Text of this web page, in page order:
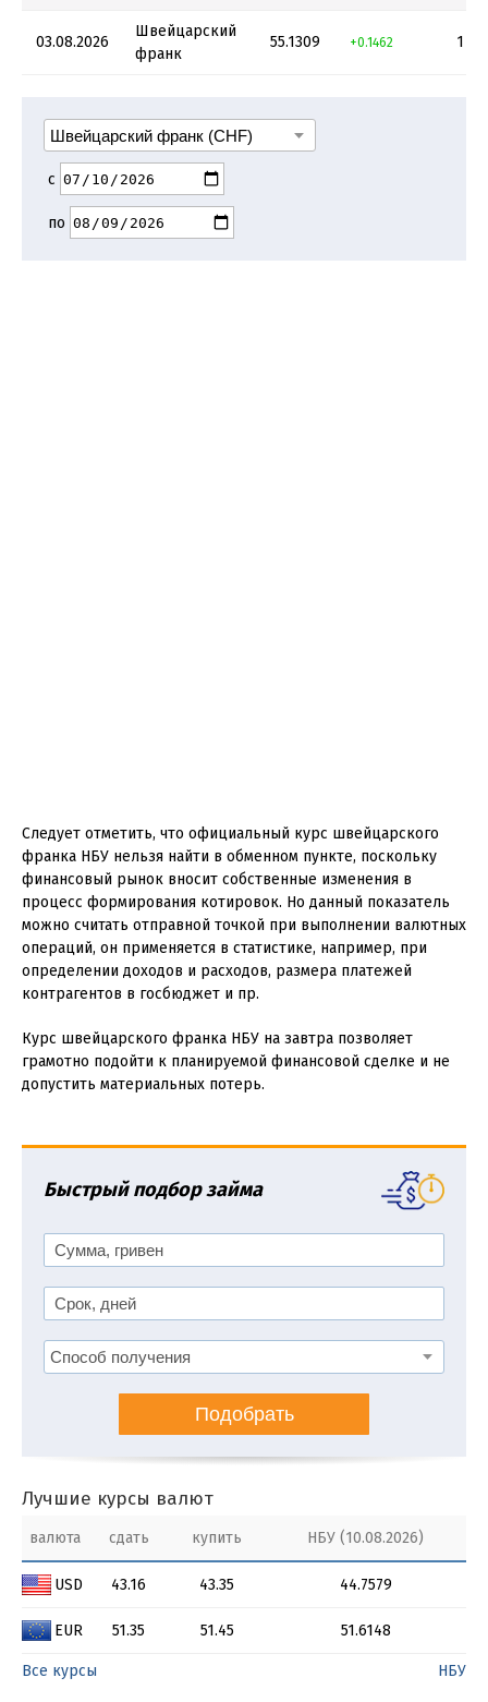
03.08.2026
Швейцарский
франк
55.1309 +0.1462 1
с
по
Следует отметить, что официальный курс швейцарского
франка НБУ нельзя найти в обменном пункте, поскольку
финансовый рынок вносит собственные изменения в
процесс формирования котировок. Но данный показатель
можно считать отправной точкой при выполнении валютных
операций, он применяется в статистике, например, при
определении доходов и расходов, размера платежей
контрагентов в госбюджет и пр.
Курс швейцарского франка НБУ на завтра позволяет
грамотно подойти к планируемой финансовой сделке и не
допустить материальных потерь.
Быстрый подбор займа
Подобрать
Лучшие курсы валют
валюта сдать купить НБУ (10.08.2026)
USD 43.16 43.35 44.7579
EUR 51.35 51.45 51.6148
Все курсы НБУ